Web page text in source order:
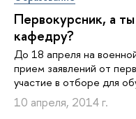
Первокурсник, а
кафедру?
До 18 апреля на
прием заявлений от
участие в отборе для
10 апреля, 2014 г.